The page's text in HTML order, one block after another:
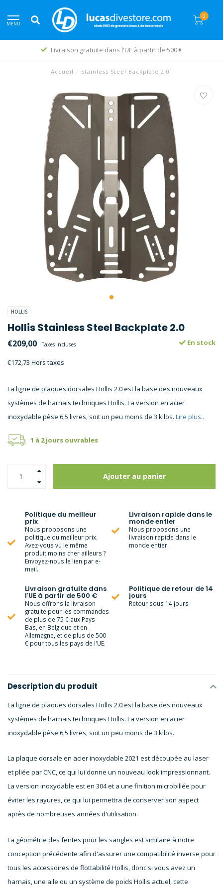
MENU
0
Livraison gratuite dans l'UE à partir de 500 €
Accueil / Stainless Steel Backplate 2.0
HOLLIS
Hollis Stainless Steel Backplate 2.0
€209,00 Taxes incluses
€172,73 Hors taxes
En stock
La ligne de plaques dorsales Hollis 2.0 est la base des nouveaux
systèmes de harnais techniques Hollis. La version en acier
inoxydable pèse 6,5 livres, soit un peu moins de 3 kilos. Lire plus..
1 à 2 jours ouvrables
Ajouter au panier
Politique du meilleur
prix
Nous proposons une
politique du meilleur prix.
Avez-vous vu le même
produit moins cher ailleurs ?
Envoyez-nous le lien par e-
mail.
Livraison rapide dans le
monde entier
Nous proposons une
livraison rapide dans le
monde entier.
Livraison gratuite dans
l'UE à partir de 500 €
Nous offrons la livraison
gratuite pour les commandes
de plus de 75 € aux Pays-
Bas, en Belgique et en
Allemagne, et de plus de 500
€ pour tous les pays de l'UE.
Politique de retour de 14
jours
Retour sous 14 jours
Description du produit
La ligne de plaques dorsales Hollis 2.0 est la base des nouveaux
systèmes de harnais techniques Hollis. La version en acier
inoxydable pèse 6,5 livres, soit un peu moins de 3 kilos.
La plaque dorsale en acier inoxydable 2021 est découpée au laser
et pliée par CNC, ce qui lui donne un nouveau look impressionnant.
La version inoxydable est en 304 et a une finition microbillée pour
éviter les rayures, ce qui lui permettra de conserver son aspect
après de nombreuses années d'utilisation.
La géométrie des fentes pour les sangles est similaire à notre
conception précédente afin d'assurer une compatibilité inverse pour
tous les accessoires de flottabilité Hollis, donc si vous avez un
harnais, une aile ou un système de poids Hollis actuel, cette